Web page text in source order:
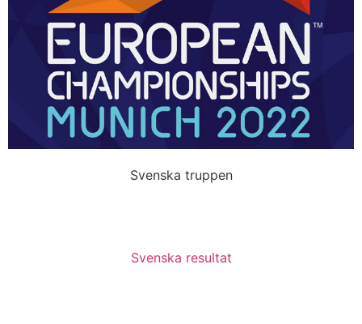
Svenska truppen
Svenska resultat